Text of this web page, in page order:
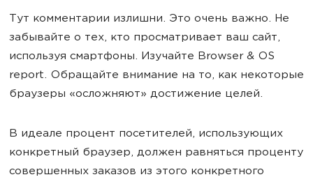
Тут комментарии излишни. Это очень важно. Не
забывайте о тех, кто просматривает ваш сайт,
используя смартфоны. Изучайте Browser & OS
report. Обращайте внимание на то, как некоторые
браузеры «осложняют» достижение целей.
В идеале процент посетителей, использующих
конкретный браузер, должен равняться проценту
совершенных заказов из этого конкретного